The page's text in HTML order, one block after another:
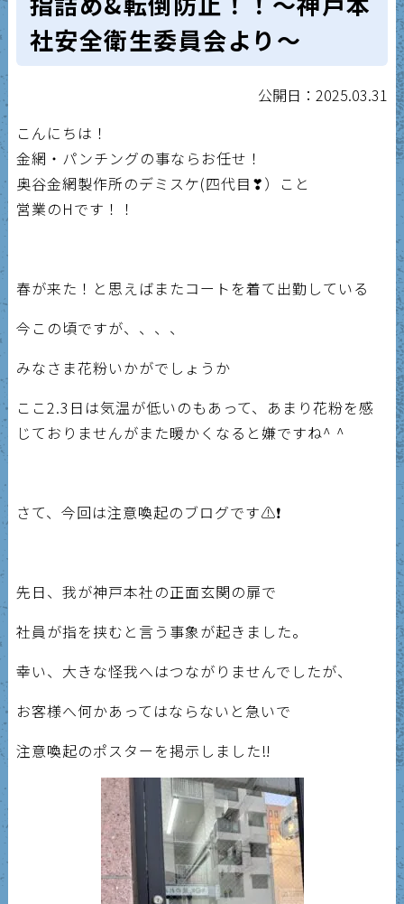
社安全衛生委員会より〜
公開日：2025.03.31
こんにちは！
金網・パンチングの事ならお任せ！
奥谷金網製作所のデミスケ(四代目❣）こと
営業のHです！！
春が来た！と思えばまたコートを着て出勤している
今この頃ですが、、、、
みなさま花粉いかがでしょうか
ここ2.3日は気温が低いのもあって、あまり花粉を感
じておりませんがまた暖かくなると嫌ですね^ ^
さて、今回は注意喚起のブログです⚠️❗️
先日、我が神戸本社の正面玄関の扉で
社員が指を挟むと言う事象が起きました。
幸い、大きな怪我へはつながりませんでしたが、
お客様へ何かあってはならないと急いで
注意喚起のポスターを掲示しました‼️